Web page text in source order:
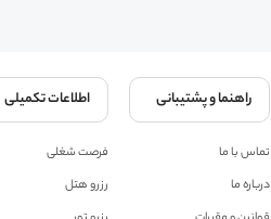
راهنما و پشتیبانی
تماس با ما
درباره ما
اطلاعات تکمیلی
فرصت شغلی
رزرو هتل